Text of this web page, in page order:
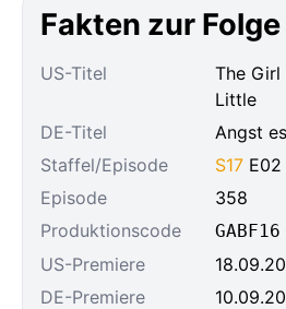
Fakten zur Folge
US-Titel
The Girl
Little
DE-Titel
Angst
Staffel/Episode
S17 E02
Episode
358
Produktionscode
GABF16
US-Premiere
DE-Premiere